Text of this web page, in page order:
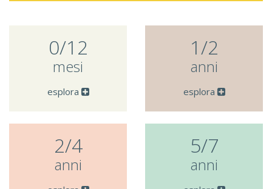
0/12
mesi
esplora
1/2
anni
esplora
2/4
anni
5/7
anni